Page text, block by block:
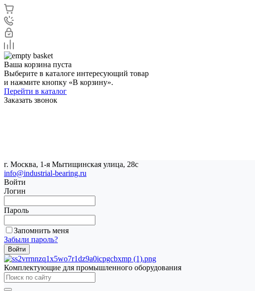
Ваша корзина пуста
Выберите в каталоге интересующий товар
и нажмите кнопку «В корзину».
Перейти в каталог
Заказать звонок
г. Москва, 1-я Мытищинская улица, 28с
info@industrial-bearing.ru
Войти
Логин
Пароль
Запомнить меня
Забыли пароль?
Комплектующие для промышленного оборудования